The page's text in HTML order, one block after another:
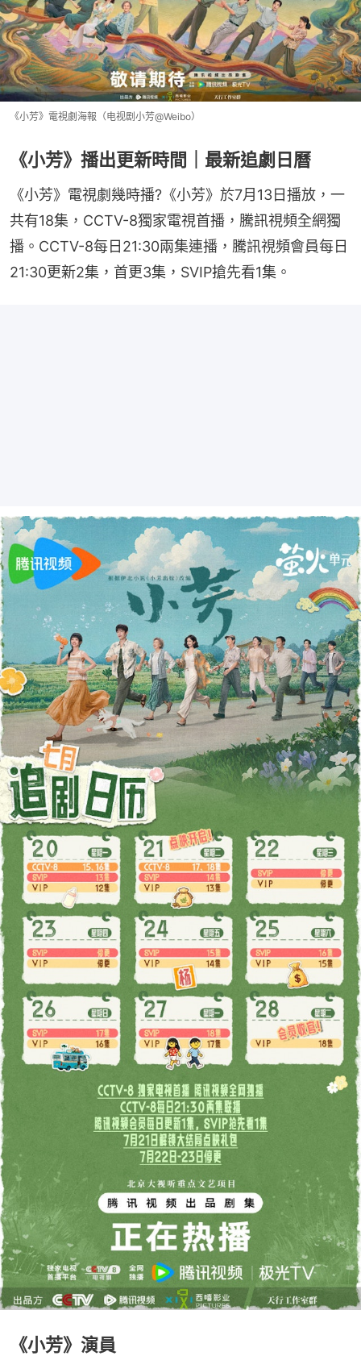
《小芳》電視劇海報（电视剧小芳@Weibo）
《小芳》播出更新時間｜最新追劇日曆
《小芳》電視劇幾時播?《小芳》於7月13日播放，一
共有18集，CCTV-8獨家電視首播，騰訊視頻全網獨
播。CCTV-8每日21:30兩集連播，騰訊視頻會員每日
21:30更新2集，首更3集，SVIP搶先看1集。
《小芳》演員